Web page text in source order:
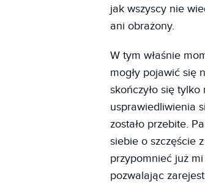
jak wszyscy nie
ani obrażony.
W tym właśnie
mogły pojawić się
skończyło się
usprawiedliwienia
zostało przebite.
siebie o szczęście
przypomnieć już
pozwalając